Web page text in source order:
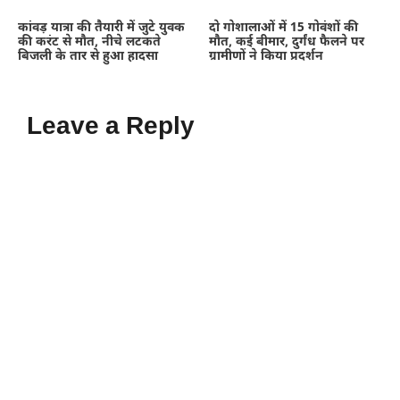
कांवड़ यात्रा की तैयारी में जुटे युवक
की करंट से मौत, नीचे लटकते
बिजली के तार से हुआ हादसा
दो गोशालाओं में 15 गोवंशों की
मौत, कई बीमार, दुर्गंध फैलने पर
ग्रामीणों ने किया प्रदर्शन
Leave a Reply